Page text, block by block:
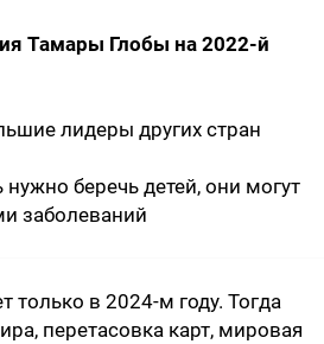
Тамары Глобы на 2022-й
лидеры других стран
беречь детей, они могут
заболеваний
только в 2024-м году. Тогда
перетасовка карт, мировая